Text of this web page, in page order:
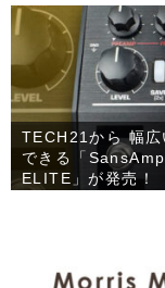
TECH21から 幅広
できる「
ELITE」が発売！